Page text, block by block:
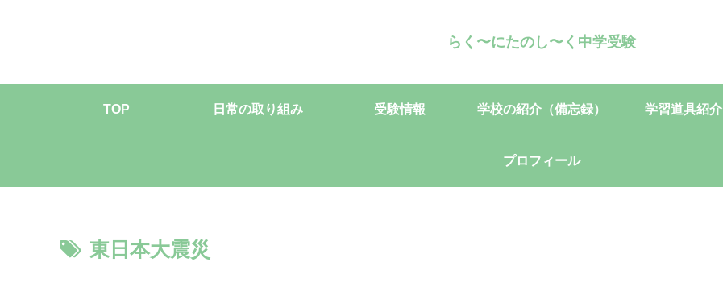
らく〜にたのし〜く中学受験
TOP 日常の取り組み 受験情報 学校の紹介（備忘録） 学習道具紹介
プロフィール
東日本大震災